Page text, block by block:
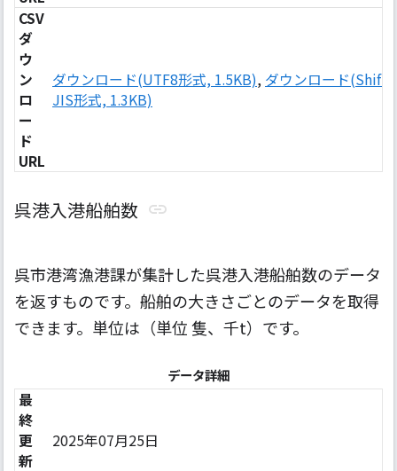
CSV
ダ
ウ
ン
ロ
ー
ド
URL
ダウンロード(UTF8形式, 1.5KB), ダウンロード(Shift-
JIS形式, 1.3KB)
呉港入港船舶数
呉市港湾漁港課が集計した呉港入港船舶数のデータ
を返すものです。船舶の大きさごとのデータを取得
できます。単位は（単位 隻、千t）です。
データ詳細
最
終
更
新
2025年07月25日